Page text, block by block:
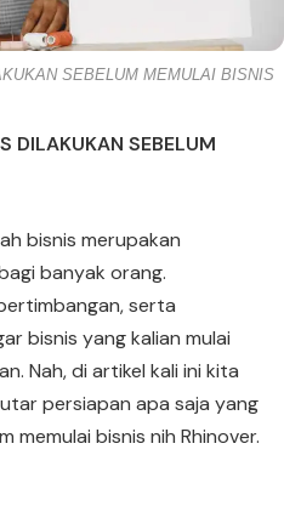
SEBELUM MEMULAI BISNIS
DILAKUKAN SEBELUM
bisnis merupakan
banyak orang.
serta
bisnis yang kalian mulai
Nah, di artikel kali ini kita
persiapan apa saja yang
memulai bisnis nih Rhinover.